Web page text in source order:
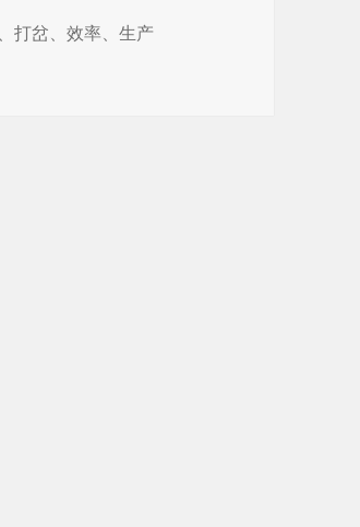
、打岔、效率、生产